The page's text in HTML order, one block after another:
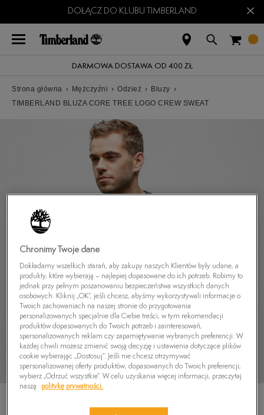
DOŁĄCZ DO KLUBU TIMBERLAND ×
DARMOWA DOSTAWA OD 400 ZŁ
Strona główna › Mężczyźni › Odzież › Bluzy ›
TIMBERLAND BLUZA CORE TREE LOGO CREW SWEAT
Chronimy Twoje dane
Dokładamy wszelkich starań, aby zakupy naszych Klientów były udane, a
produkty, które wybierają – najlepiej dopasowane do ich potrzeb. Robimy to
jednak przy pełnym poszanowaniu bezpieczeństwa wszystkich danych
osobowych. Kliknij „OK”, jeśli chcesz, abyśmy wykorzystywali informacje o
Twoich zachowaniach na naszej stronie do przygotowania
personalizowanych specjalnie dla Ciebie treści, w tym rekomendacji
produktów dopasowanych do Twoich potrzeb i zainteresowań,
spersonalizowanych reklam czy zapamiętywanie wybranych preferencji. W
każdej chwili możesz zmienić swoją decyzję i ustawienia dotyczące plików
cookie wybierając „Dostosuj”. Jeśli nie chcesz otrzymywać
spersonalizowanej oferty produktów, dopasowanych do Twoich preferencji,
wybierz „Odrzuć wszystkie”. W celu uzyskania więcej informacji, przeczytaj
naszą
politykę prywatności.